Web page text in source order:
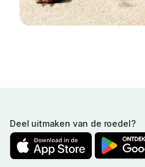
Deel uitmaken van de roedel?